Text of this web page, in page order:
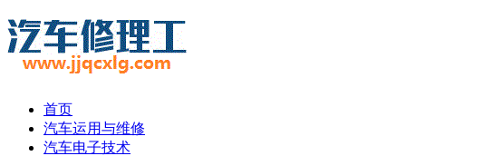
首页
汽车运用与维修
汽车电子技术